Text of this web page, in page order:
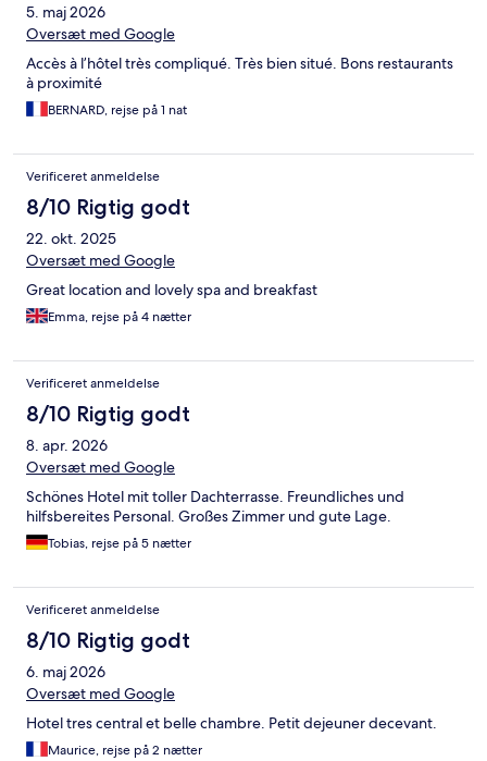
5. maj 2026
Oversæt med Google
Accès à l’hôtel très compliqué. Très bien situé. Bons restaurants
à proximité
BERNARD, rejse på 1 nat
Verificeret anmeldelse
8/10 Rigtig godt
22. okt. 2025
Oversæt med Google
Great location and lovely spa and breakfast
Emma, rejse på 4 nætter
Verificeret anmeldelse
8/10 Rigtig godt
8. apr. 2026
Oversæt med Google
Schönes Hotel mit toller Dachterrasse. Freundliches und
hilfsbereites Personal. Großes Zimmer und gute Lage.
Tobias, rejse på 5 nætter
Verificeret anmeldelse
8/10 Rigtig godt
6. maj 2026
Oversæt med Google
Hotel tres central et belle chambre. Petit dejeuner decevant.
Maurice, rejse på 2 nætter